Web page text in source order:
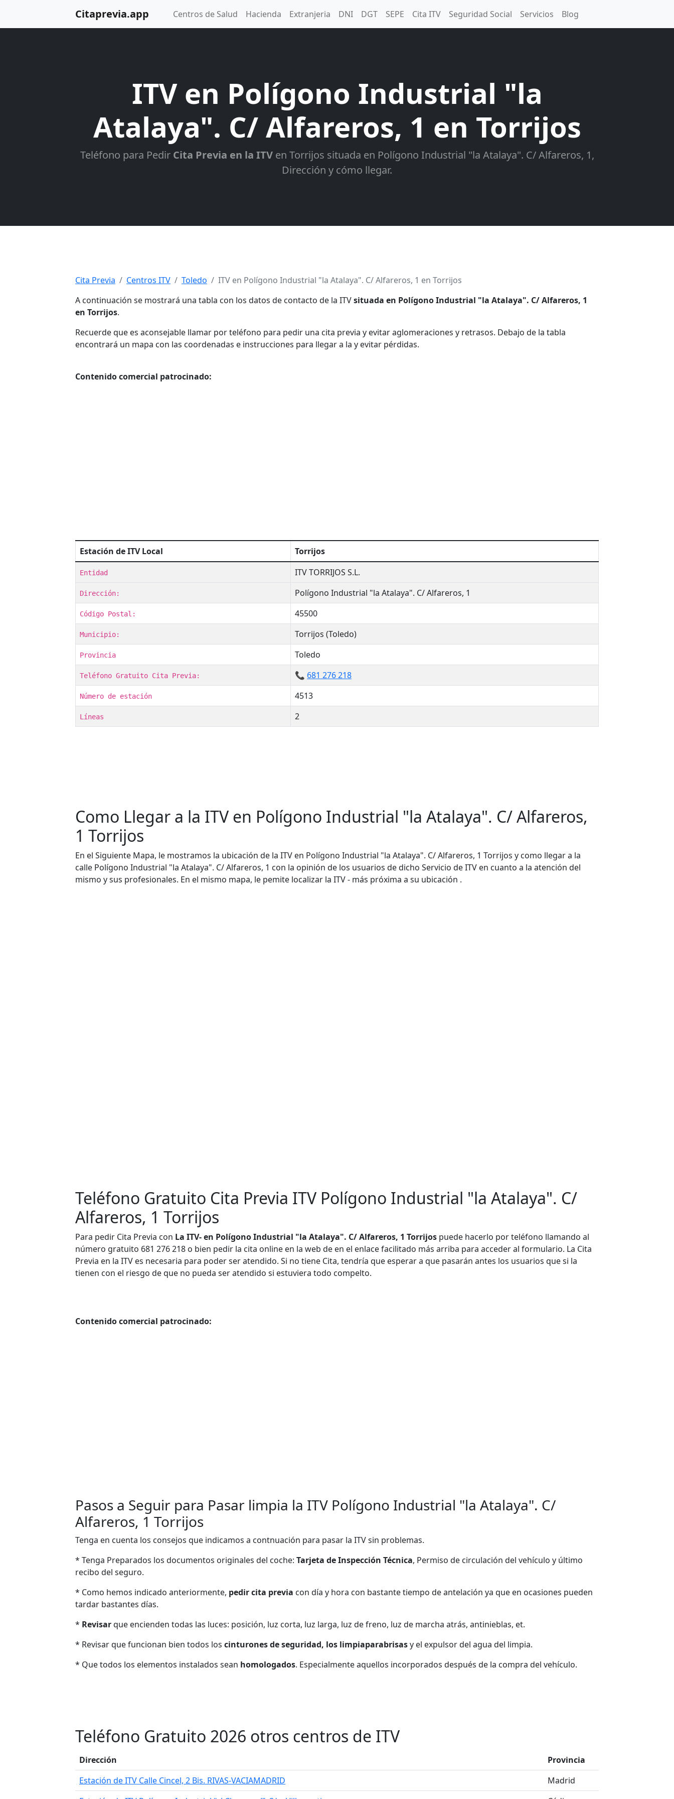
Citaprevia.app Centros de Salud Hacienda Extranjeria DNI DGT SEPE Cita ITV Seguridad Social Servicios Blog
ITV en Polígono Industrial "la
Atalaya". C/ Alfareros, 1 en Torrijos
Teléfono para Pedir Cita Previa en la ITV en Torrijos situada en Polígono Industrial "la Atalaya". C/ Alfareros, 1,
Dirección y cómo llegar.
Cita Previa Centros ITV Toledo
ITV en Polígono Industrial "la Atalaya". C/ Alfareros, 1 en Torrijos
A continuación se mostrará una tabla con los datos de contacto de la ITVsituada en Polígono Industrial "la Atalaya". C/ Alfareros, 1
en Torrijos.
Recuerde que es aconsejable llamar por teléfono para pedir una cita previa y evitar aglomeraciones y retrasos. Debajo de la tabla
encontrará un mapa con las coordenadas e instrucciones para llegar a la y evitar pérdidas.
Contenido comercial patrocinado:
Estación de ITV Local Torrijos
Entidad ITV TORRIJOS S.L.
Dirección: Polígono Industrial "la Atalaya". C/ Alfareros, 1
Código Postal: 45500
Municipio: Torrijos (Toledo)
Provincia Toledo
Teléfono Gratuito Cita Previa: 📞 681 276 218
Número de estación 4513
Líneas 2
Como Llegar a la ITV en Polígono Industrial "la Atalaya". C/ Alfareros,
1 Torrijos
En el Siguiente Mapa, le mostramos la ubicación de la ITV en Polígono Industrial "la Atalaya". C/ Alfareros, 1 Torrijos y como llegar a la
calle Polígono Industrial "la Atalaya". C/ Alfareros, 1 con la opinión de los usuarios de dicho Servicio de ITV en cuanto a la atención del
mismo y sus profesionales. En el mismo mapa, le pemite localizar la ITV - más próxima a su ubicación .
Teléfono Gratuito Cita Previa ITV Polígono Industrial "la Atalaya". C/
Alfareros, 1 Torrijos
Para pedir Cita Previa con La ITV- en Polígono Industrial "la Atalaya". C/ Alfareros, 1 Torrijos puede hacerlo por teléfono llamando al
número gratuito 681 276 218 o bien pedir la cita online en la web de en el enlace facilitado más arriba para acceder al formulario. La Cita
Previa en la ITV es necesaria para poder ser atendido. Si no tiene Cita, tendría que esperar a que pasarán antes los usuarios que si la
tienen con el riesgo de que no pueda ser atendido si estuviera todo compelto.
Contenido comercial patrocinado:
Pasos a Seguir para Pasar limpia la ITV Polígono Industrial "la Atalaya". C/
Alfareros, 1 Torrijos
Tenga en cuenta los consejos que indicamos a contnuación para pasar la ITV sin problemas.
* Tenga Preparados los documentos originales del coche: Tarjeta de Inspección Técnica, Permiso de circulación del vehículo y último
recibo del seguro.
* Como hemos indicado anteriormente, pedir cita previa con día y hora con bastante tiempo de antelación ya que en ocasiones pueden
tardar bastantes días.
* Revisarque encienden todas las luces: posición, luz corta, luz larga, luz de freno, luz de marcha atrás, antinieblas, et.
* Revisar que funcionan bien todos los cinturones de seguridad, los limpiaparabrisasy el expulsor del agua del limpia.
* Que todos los elementos instalados sean homologados. Especialmente aquellos incorporados después de la compra del vehículo.
Teléfono Gratuito 2026 otros centros de ITV
Dirección
Provincia
Estación de ITV Calle Cincel, 2 Bis. RIVAS-VACIAMADRID
Madrid